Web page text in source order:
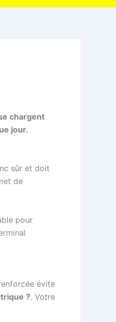
chargent
jour.
sûr et doit
de
pour
évite
?. Votre